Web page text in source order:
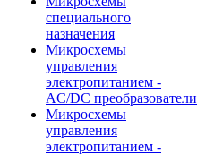
специального
назначения
Микросхемы
управления
электропитанием -
AC/DC преобразователи
Микросхемы
управления
электропитанием -